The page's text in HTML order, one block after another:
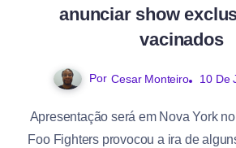
anunciar show
vacinados
Por Cesar Monteiro 10 De
Apresentação será em Nova York
Foo Fighters provocou a ira de